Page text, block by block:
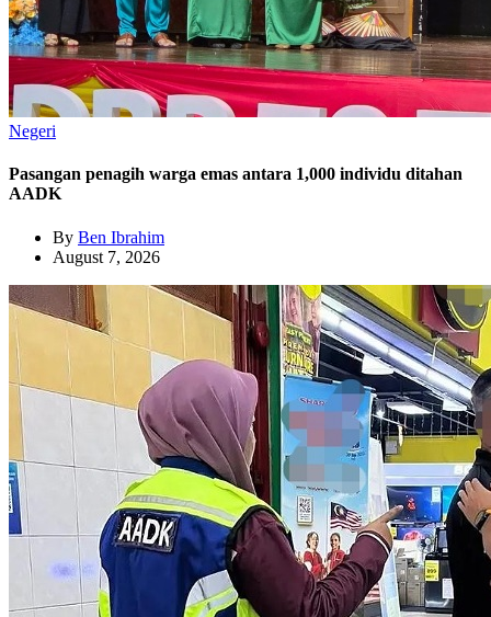
Negeri
Pasangan penagih warga emas antara 1,000 individu ditahan
AADK
By Ben Ibrahim
August 7, 2026